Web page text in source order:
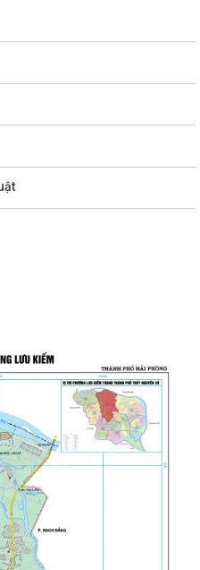
PHIÊN HỌP THƯỜNG KỲ THÁNG 8
việc niêm yết công khai kết quả
việc niêm yết công khai kết quả
VỤ THÀNH ỦY HẢI PHÒNG VỀ
ĐỔI MỚI SÁNG...